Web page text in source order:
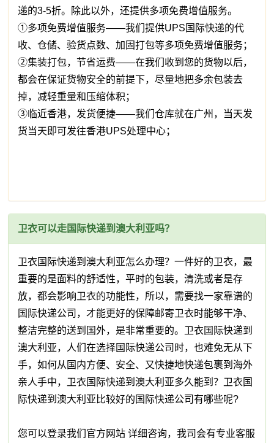
递的3-5折。除此以外，还提供多项免费增值服务。
①多项免费增值服务——我们提供UPS国际快递的代
收、仓储、验货点数、加固打包等多项免费增值服务；
②集装打包，节省运费——在我们收到您的货物以后，
都会在保证货物安全的前提下，尽量地把多余包装去
掉，减轻重量和压缩体积；
③临近香港，发货便捷——我们仓库就在广州，当天发
货当天即可发往香港UPS处理中心；
卫衣可以走国际快递到澳大利亚吗？
卫衣国际快递到澳大利亚怎么办理？一件好的卫衣，最
重要的是面料的舒适性，平时的包装，清洗或者是存
放，都会影响卫衣的功能性，所以，需要找一家靠谱的
国际快递公司，才能更好的保障邮寄卫衣时能够干净、
整洁完整的送到国外，是非常重要的。卫衣国际快递到
澳大利亚，人们在选择国际快递公司时，也难免无从下
手，如何从国内方便、安全、又快捷地快递包裹到海外
亲人手中，卫衣国际快递到澳大利亚多久能到？卫衣国
际快递到澳大利亚比较好的国际快递公司有哪些呢?
您可以登录我们官方网站 详细咨询，我司会有专业客服